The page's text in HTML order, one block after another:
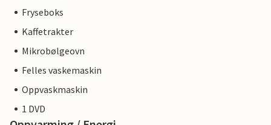
Fryseboks
Kaffetrakter
Mikrobølgeovn
Felles vaskemaskin
Oppvaskmaskin
1 DVD